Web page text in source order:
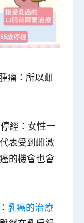
瘤 ：所以雌
經 ：女性一
表受到雌激
的機會也會
：乳癌的治療